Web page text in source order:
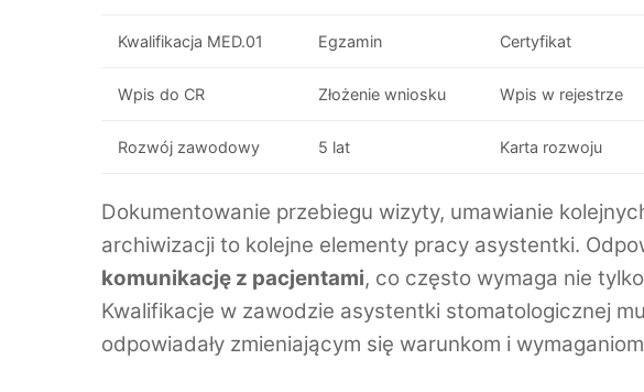
Kwalifikacja MED.01 Egzamin Certyfikat
Wpis do CR Złożenie wniosku Wpis w rejestrze
Rozwój zawodowy 5 lat Karta rozwoju
Dokumentowanie przebiegu wizyty, umawianie
archiwizacji to kolejne elementy pracy asystentki.
komunikację z pacjentami, co często wymaga nie
Kwalifikacje w zawodzie asystentki stomatologicznej
odpowiadały zmieniającym się warunkom i